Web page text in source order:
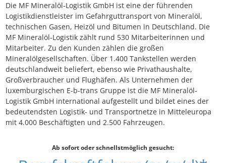
Die MF Mineralöl-Logistik GmbH ist eine der führenden
Logistikdienstleister im Gefahrguttransport von Mineralöl,
technischen Gasen, Heizöl und Bitumen in Deutschland. Die
MF Mineralöl-Logistik zählt rund 530 Mitarbeiterinnen und
Mitarbeiter. Zu den Kunden zählen die großen
Mineralölgesellschaften. Über 1.400 Tankstellen werden
deutschlandweit beliefert, ebenso wie Privathaushalte,
Großverbraucher und Flughäfen. Als Unternehmen der
luxemburgischen E-b-trans Gruppe ist die MF Mineralöl-
Logistik GmbH international aufgestellt und bildet eines der
bedeutendsten Logistik- und Transportnetze in Mitteleuropa
mit 4.000 Beschäftigten und 2.500 Fahrzeugen.
Ab sofort oder schnellstmöglich gesucht: